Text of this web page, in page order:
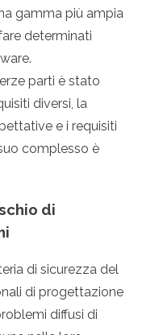
gamma più ampia
determinati
parti è stato
diversi, la
e i requisiti
complesso è
di
di sicurezza del
di progettazione
diffusi di